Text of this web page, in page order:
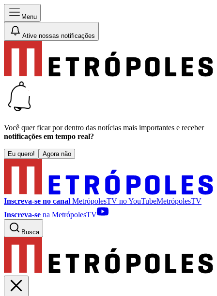
Menu
Ative nossas notificações
Você quer ficar por dentro das notícias mais importantes e receber
notificações em tempo real?
Eu quero! Agora não
Inscreva-se no canal MetrópolesTV noYouTubeMetrópolesTV
Inscreva-se na MetrópolesTV
Busca